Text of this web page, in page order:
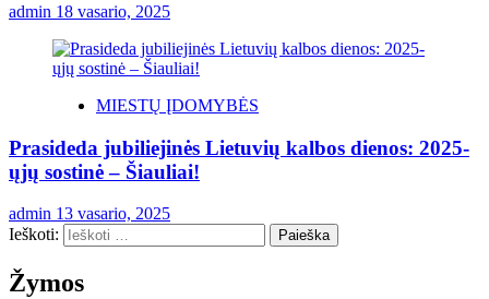
admin 18 vasario, 2025
MIESTŲ ĮDOMYBĖS
Prasideda jubiliejinės Lietuvių kalbos dienos: 2025-
ųjų sostinė – Šiauliai!
admin 13 vasario, 2025
Ieškoti:
Žymos